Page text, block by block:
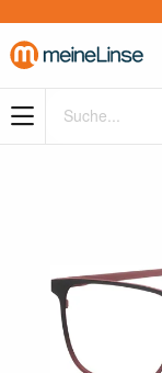
Zum Hauptinhalt